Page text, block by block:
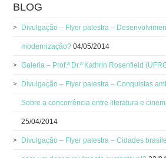
BLOG
Divulgação – Flyer palestra –
modernização? 04/05/2014
Galeria – Prof.ª Dr.ª Kathrin Rosenfield
Divulgação – Flyer palestra – Conquistas
Sobre a concorrência entre literatura e
25/04/2014
Divulgação – Flyer palestra – Cidades